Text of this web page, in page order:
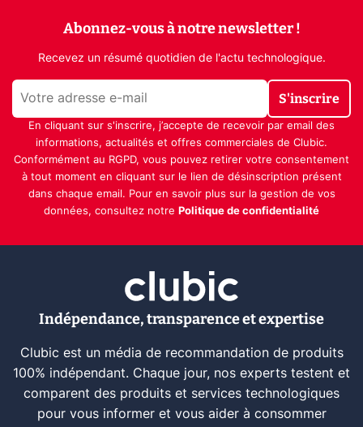
Abonnez-vous à notre newsletter !
Recevez un résumé quotidien de l'actu technologique.
S'inscrire
En cliquant sur s'inscrire, j’accepte de recevoir par email des
informations, actualités et offres commerciales de Clubic.
Conformément au RGPD, vous pouvez retirer votre consentement
à tout moment en cliquant sur le lien de désinscription présent
dans chaque email. Pour en savoir plus sur la gestion de vos
données, consultez notre Politique de confidentialité
Indépendance, transparence et expertise
Clubic est un média de recommandation de produits
100% indépendant. Chaque jour, nos experts testent et
comparent des produits et services technologiques
pour vous informer et vous aider à consommer